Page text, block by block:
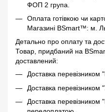
ФОП 2 група.
Оплата готівкою чи
Магазині BSmart™: м.
Детально про оплату та
Товар, придбаний на
доставлений:
Доставка
Доставка перевізником
Доставка перевізником